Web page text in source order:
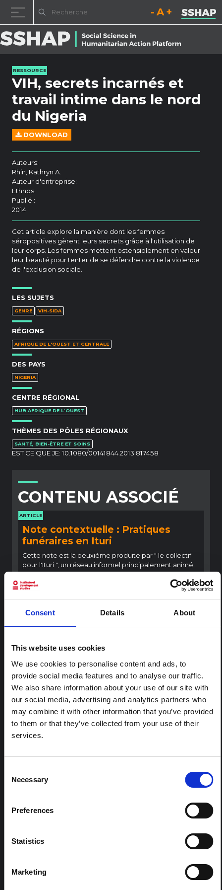
Consent Details About
This website uses cookies
We use cookies to personalise content and ads, to
provide social media features and to analyse our traffic.
We also share information about your use of our site with
our social media, advertising and analytics partners who
may combine it with other information that you’ve provided
to them or that they’ve collected from your use of their
services.
Selection
Necessary
Preferences
Statistics
Marketing
Diminuez la taille de la
Réinitialisez la
RESSOURCE
VIH, secrets incarnés et
travail intime dans le nord
du Nigeria
DOWNLOAD
Auteurs:
Rhin, Kathryn A.
Auteur d'entreprise:
Ethnos
Publié :
2014
Cet article explore la manière dont les femmes
séropositives gèrent leurs secrets grâce à l'utilisation de
leur corps. Les femmes mettent ostensiblement en valeur
leur beauté pour tenter de se défendre contre la violence
de l'exclusion sociale.
LES SUJETS
GENRE VIH-SIDA
RÉGIONS
AFRIQUE DE L'OUEST ET CENTRALE
DES PAYS
NIGERIA
CENTRE RÉGIONAL
HUB AFRIQUE DE L’OUEST
THÈMES DES PÔLES RÉGIONAUX
SANTÉ, BIEN-ÊTRE ET SOINS
EST CE QUE JE:10.1080/00141844.2013.817458
CONTENU ASSOCIÉ
ARTICLE
Note contextuelle : Pratiques
funéraires en Ituri
Cette note est la deuxième produite par " le collectif
pour l'Ituri ", un réseau informel principalement animé
par des chercheurs en sciences sociales qui fournissent
des informations contextuelles pour la réponse à
l'épidémie d'Ebola à Bundibugyo dans l'Ituri, à l'est de
HAL Sciences ouvertes
2026
Note contextuelle sur l'épidémie
d'Ebola Bundibugyo en Ituri (2026)
Cette note fournit un contexte sur la province de l'Ituri,
actuellement touchée par une épidémie d'Ebola
Bundibugyo. La note n'aborde pas directement
réponse à Ebola, mais présente le contexte général
dans lequel le public...
HAL Sciences ouvertes
Recommandations : Synthèse
rapide des enseignements des